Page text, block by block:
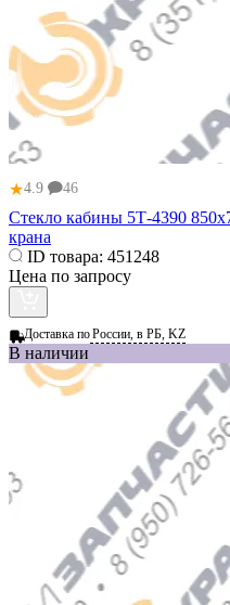
★4.9 46
Стекло кабины 5Т-4390
крана
ID товара: 451248
Цена по запросу
Доставка поРоссии, в РБ, KZ
В наличии